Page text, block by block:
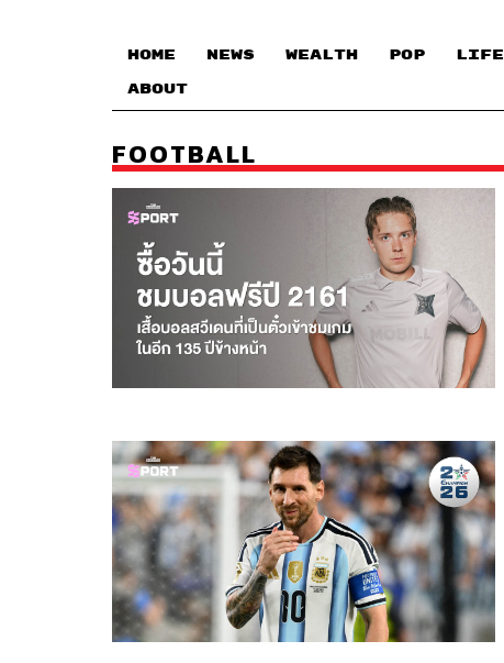
HOME NEWS WEALTH POP LIFE
ABOUT
FOOTBALL